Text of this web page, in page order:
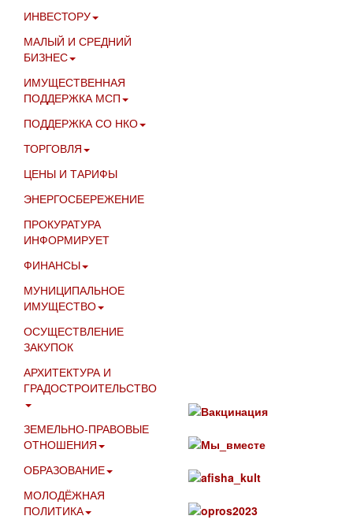
ИНВЕСТОРУ
МАЛЫЙ И СРЕДНИЙ
БИЗНЕС
ИМУЩЕСТВЕННАЯ
ПОДДЕРЖКА МСП
ПОДДЕРЖКА СО НКО
ТОРГОВЛЯ
ЦЕНЫ И ТАРИФЫ
ЭНЕРГОСБЕРЕЖЕНИЕ
ПРОКУРАТУРА
ИНФОРМИРУЕТ
ФИНАНСЫ
МУНИЦИПАЛЬНОЕ
ИМУЩЕСТВО
ОСУЩЕСТВЛЕНИЕ
ЗАКУПОК
АРХИТЕКТУРА И
ГРАДОСТРОИТЕЛЬСТВО
ЗЕМЕЛЬНО-ПРАВОВЫЕ
ОТНОШЕНИЯ
ОБРАЗОВАНИЕ
МОЛОДЁЖНАЯ
ПОЛИТИКА